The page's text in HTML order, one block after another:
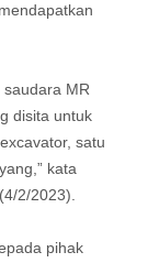
saudara MR
disita untuk
satu
kata
2/2023).
pihak